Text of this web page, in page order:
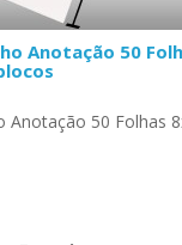
Anotação 50
Anotação 50 Folhas